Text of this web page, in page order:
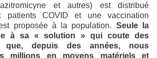
et autres) est distribué
patients COVID et une vaccination
proposée à la population. Seule la
à sa « solution » qui coute des
que, depuis des années, nous
millions en moyens matériels et